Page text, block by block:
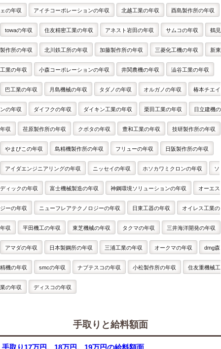
ェの年収 アイチコーポレーションの年収 北越工業の年収 酉島製作所の年収
towaの年収 住友精密工業の年収 アネスト岩田の年収 サムコの年収 鶴見
製作所の年収 北川鉄工所の年収 加藤製作所の年収 三菱化工機の年収 新東
工業の年収 小森コーポレーションの年収 井関農機の年収 澁谷工業の年収
巴工業の年収 月島機械の年収 タダノの年収 オルガノの年収 椿本チエイ
ンの年収 ダイフクの年収 ダイキン工業の年収 栗田工業の年収 日立建機の
年収 荏原製作所の年収 クボタの年収 豊和工業の年収 技研製作所の年収
やまびこの年収 島精機製作所の年収 フリューの年収 日阪製作所の年収
アイダエンジニアリングの年収 ニッセイの年収 ホソカワミクロンの年収 ソ
ディックの年収 富士機械製造の年収 神鋼環境ソリューションの年収 オーエス
ジーの年収 ニューフレアテクノロジーの年収 日東工器の年収 オイレス工業の
年収 平田機工の年収 東芝機械の年収 タクマの年収 三井海洋開発の年収
アマダの年収 日本製鋼所の年収 三浦工業の年収 オークマの年収 dmg森
精機の年収 smcの年収 ナブテスコの年収 小松製作所の年収 住友重機械工
業の年収 ディスコの年収
手取りと給料額面
手取り17万円、18万円、19万円の給料額面